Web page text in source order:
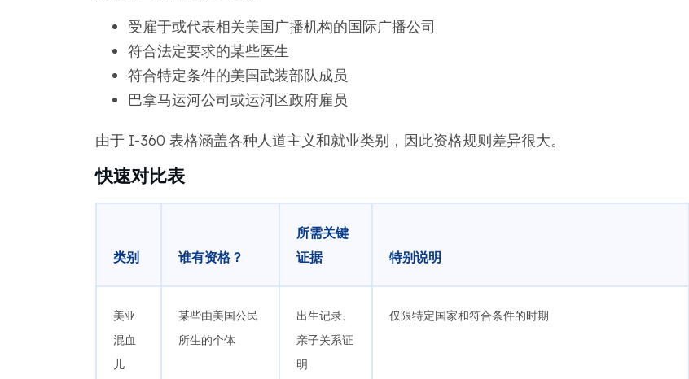
受雇于或代表相关美国广播机构的国际广播公司
符合法定要求的某些医生
符合特定条件的美国武装部队成员
巴拿马运河公司或运河区政府雇员
由于 I-360 表格涵盖各种人道主义和就业类别，因此资格规则差异很大。
快速对比表
类别 谁有资格？
所需关键
证据
特别说明
美亚
混血
儿
某些由美国公民
所生的个体
出生记录、
亲子关系证
明
仅限特定国家和符合条件的时期